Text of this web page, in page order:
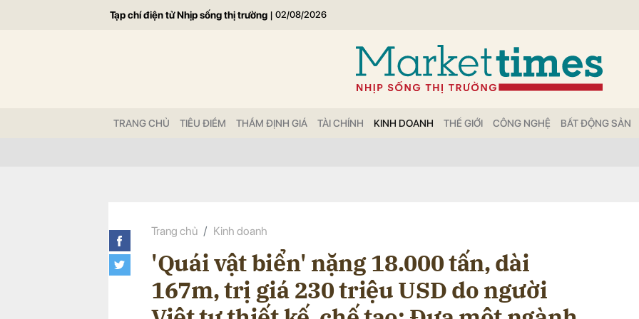
Tạp chí điện tử Nhịp sống thị trường | 02/08/2026
TRANG CHỦ TIÊU ĐIỂM THẨM ĐỊNH GIÁ TÀI CHÍNH KINH DOANH THẾ GIỚI CÔNG NGHỆ BẤT ĐỘNG SẢN
Trang chủ Kinh doanh
'Quái vật biển' nặng 18.000 tấn, dài
167m, trị giá 230 triệu USD do người
Gửi bình luận